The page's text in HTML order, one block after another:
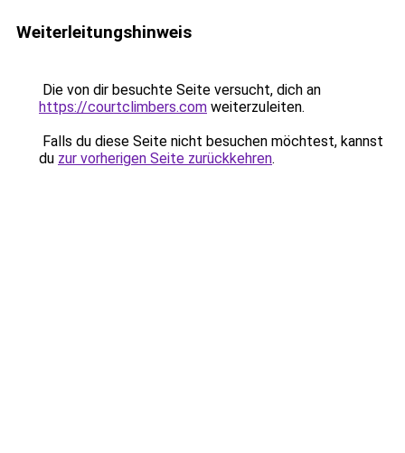
Weiterleitungshinweis
Die von dir besuchte Seite versucht, dich an
https://courtclimbers.com weiterzuleiten.
Falls du diese Seite nicht besuchen möchtest, kannst
du zur vorherigen Seite zurückkehren.